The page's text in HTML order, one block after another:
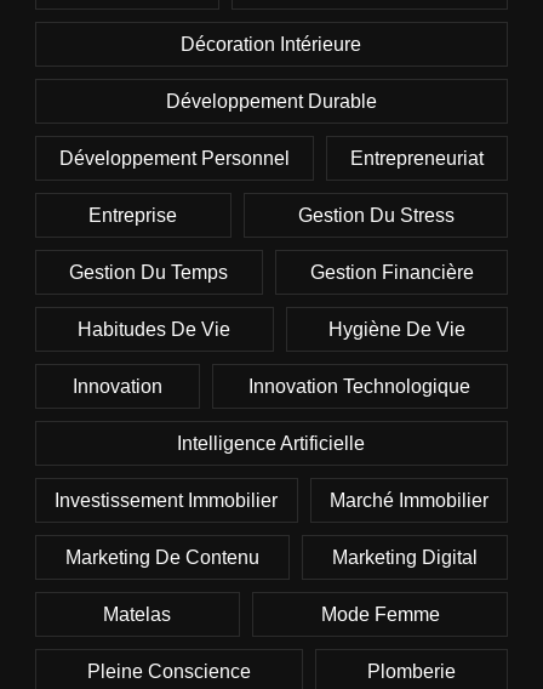
Décoration Intérieure
Développement Durable
Développement Personnel Entrepreneuriat
Entreprise Gestion Du Stress
Gestion Du Temps Gestion Financière
Habitudes De Vie Hygiène De Vie
Innovation Innovation Technologique
Intelligence Artificielle
Investissement Immobilier Marché Immobilier
Marketing De Contenu Marketing Digital
Matelas Mode Femme
Pleine Conscience Plomberie